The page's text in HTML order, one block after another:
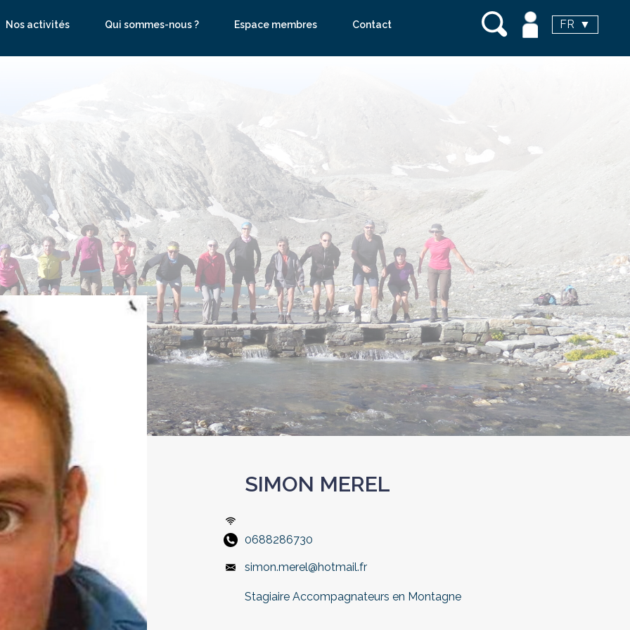
vanoise voyages
Nos activités Qui sommes-nous ? Espace membres Contact FR
SIMON MEREL
0688286730
simon.merel@hotmail.fr
Stagiaire Accompagnateurs en Montagne